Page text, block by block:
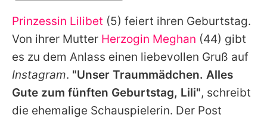
Alle Themen auf Promiflash
Jobs
App runterladen
Team
Prinzessin Lilibet (5) feiert ihren Geburtstag.
Von ihrer Mutter Herzogin Meghan (44) gibt
es zu dem Anlass einen liebevollen Gruß auf
Instagram. "Unser Traummädchen. Alles
Gute zum fünften Geburtstag, Lili", schreibt
die ehemalige Schauspielerin. Der Post